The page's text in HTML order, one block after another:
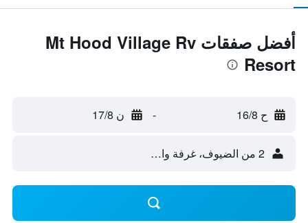
أفضل صفقات Mt Hood Village Rv
Resort
ح 16/8 - ن 17/8
2 من الضيوف، غرفة واحدة